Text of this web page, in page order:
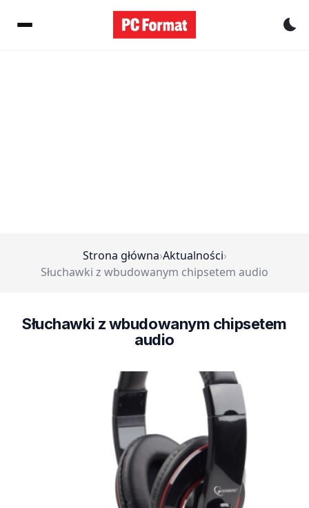
Strona główna›Aktualności›
Słuchawki z wbudowanym chipsetem audio
Słuchawki z wbudowanym chipsetem
audio